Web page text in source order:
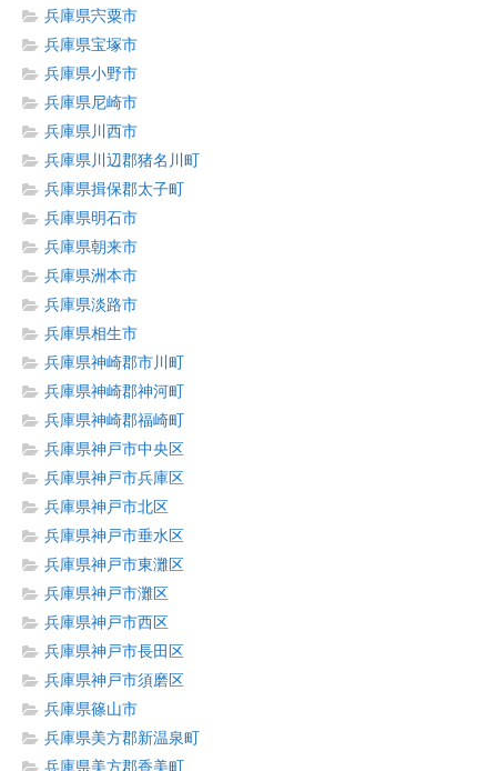
兵庫県宍粟市
兵庫県宝塚市
兵庫県小野市
兵庫県尼崎市
兵庫県川西市
兵庫県川辺郡猪名川町
兵庫県揖保郡太子町
兵庫県明石市
兵庫県朝来市
兵庫県洲本市
兵庫県淡路市
兵庫県相生市
兵庫県神崎郡市川町
兵庫県神崎郡神河町
兵庫県神崎郡福崎町
兵庫県神戸市中央区
兵庫県神戸市兵庫区
兵庫県神戸市北区
兵庫県神戸市垂水区
兵庫県神戸市東灘区
兵庫県神戸市灘区
兵庫県神戸市西区
兵庫県神戸市長田区
兵庫県神戸市須磨区
兵庫県篠山市
兵庫県美方郡新温泉町
兵庫県美方郡香美町